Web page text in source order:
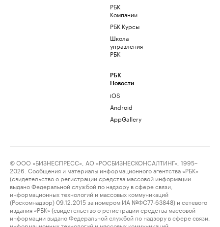
РБК
Компании
РБК Курсы
Школа
управления
РБК
РБК
Новости
iOS
Android
AppGallery
© ООО «БИЗНЕСПРЕСС», АО «РОСБИЗНЕСКОНСАЛТИНГ», 1995–
2026. Сообщения и материалы информационного агентства «РБК»
(свидетельство о регистрации средства массовой информации
выдано Федеральной службой по надзору в сфере связи,
информационных технологий и массовых коммуникаций
(Роскомнадзор) 09.12.2015 за номером ИА №ФС77-63848) и сетевого
издания «РБК» (свидетельство о регистрации средства массовой
информации выдано Федеральной службой по надзору в сфере связи,